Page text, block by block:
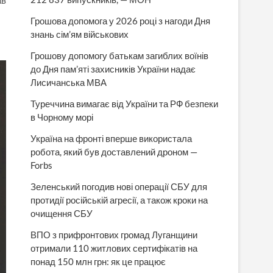
Грошова допомога у 2026 році з нагоди Дня
знань сім’ям військових
Грошову допомогу батькам загиблих воїнів
до Дня пам’яті захисників України надає
Лисичанська МВА
Туреччина вимагає від України та РФ безпеки
в Чорному морі
Україна на фронті вперше використала
робота, який був доставлений дроном —
Forbs
Зеленський погодив нові операції СБУ для
протидії російській агресії, а також кроки на
очищення СБУ
ВПО з прифронтових громад Луганщини
отримали 110 житлових сертифікатів на
понад 150 млн грн: як це працює